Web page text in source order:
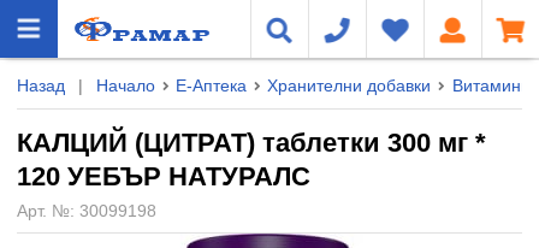
Назад | Начало Е-Аптека Хранителни добавки Витамини
КАЛЦИЙ (ЦИТРАТ) таблетки 300 мг *
120 УЕБЪР НАТУРАЛС
Арт. №: 30099198